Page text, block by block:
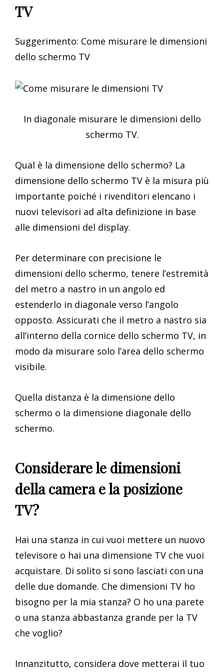
TV
Suggerimento: Come misurare le dimensioni
dello schermo TV
In diagonale misurare le dimensioni dello
schermo TV.
Qual è la dimensione dello schermo? La
dimensione dello schermo TV è la misura più
importante poiché i rivenditori elencano i
nuovi televisori ad alta definizione in base
alle dimensioni del display.
Per determinare con precisione le
dimensioni dello schermo, tenere l’estremità
del metro a nastro in un angolo ed
estenderlo in diagonale verso l’angolo
opposto. Assicurati che il metro a nastro sia
all’interno della cornice dello schermo TV, in
modo da misurare solo l’area dello schermo
visibile.
Quella distanza è la dimensione dello
schermo o la dimensione diagonale dello
schermo.
Considerare le dimensioni
della camera e la posizione
TV?
Hai una stanza in cui vuoi mettere un nuovo
televisore o hai una dimensione TV che vuoi
acquistare. Di solito si sono lasciati con una
delle due domande. Che dimensioni TV ho
bisogno per la mia stanza? O ho una parete
o una stanza abbastanza grande per la TV
che voglio?
Innanzitutto, considera dove metterai il tuo